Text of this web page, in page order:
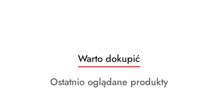
Pomiń karuzelę produktów
Produkty
o
statusie:
Warto dokupić
Produkty
Ostatnio oglądane produkty